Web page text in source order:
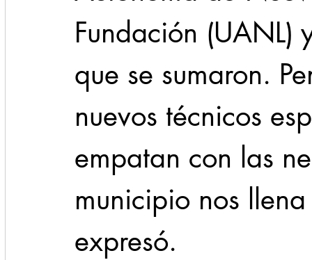
Fundación (UANL)
que se sumaron.
nuevos técnicos
empatan con las
municipio nos
expresó.